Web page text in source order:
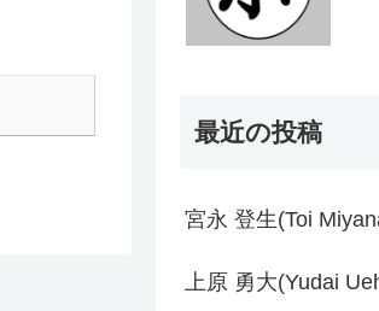
最近の投稿
宮永 登生(Toi
上原 勇大(Yudai